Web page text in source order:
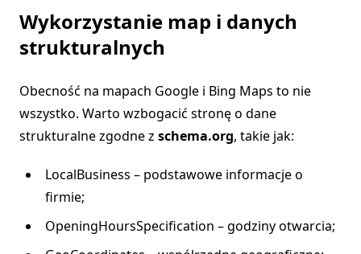
Wykorzystanie map i danych
strukturalnych
Obecność na mapach Google i Bing Maps to nie
wszystko. Warto wzbogacić stronę o dane
strukturalne zgodne z schema.org, takie jak:
LocalBusiness – podstawowe informacje o
firmie;
OpeningHoursSpecification – godziny otwarcia;